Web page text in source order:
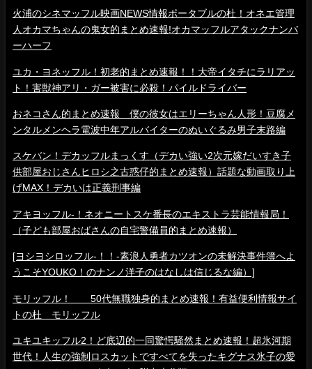
火浦のシネマッフル映画NEWS情報ポータブルの杜！オネエ管理
人オカマちゃんの鬼女的まとめ速報!オカマッフルアタックナンバ
ーハーフ
ユカ・ヨネッフル！初老的まとめ速報！！大帝イタチにラリアッ
ト！害獣神アリ・ガー被害に必殺！パイルドライバー
おネコさん的まとめ速報 僕の彼女はエリーちゃん人形！豆腐メ
ンタルメンヘラ電波中年アルバイターのぬいぐるみ男子末路編
スケバン！デカッフルまっくす（デカい強い2次元嫁だいすき子
供部屋おじさんヒロシ之古惑仔的まとめ速報）話題な動画取り上
げMAX！デカいは正義刑事編
アキヨッフル-！ネオニートスケ番長のエキストラ芸能情報局！
（子ども部屋おばさんの自宅警備員的まとめ速報）
[ヨシヨシロッフル-！！-素浪人勇者カツオンの未解決事件簿へよ
うこそYOUKO！のナンノ洋子のはなしは信じるな編）]
モリッフル！ 50代無職独身的まとめ速報！有益便利情報サイ
トの杜 モリッフル
ユキユキッフル2！ど底辺的一同驚愕騒然まとめ速報！超氷河期
世代！人生の強制ロスカットですべてを失ったキグナス氷子の愛